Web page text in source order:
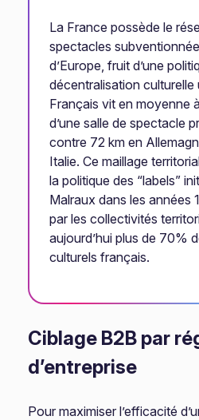
La France possède le
spectacles
d’Europe, fruit d’une
décentralisation culturelle
Français vit en moyenne
d’une salle de spectacle
contre 72 km en
Italie. Ce maillage
la politique des “labels”
Malraux dans les années
par les collectivités
aujourd’hui plus de 70%
culturels français.
Ciblage B2B par
d’entreprise
Pour maximiser l’efficacité